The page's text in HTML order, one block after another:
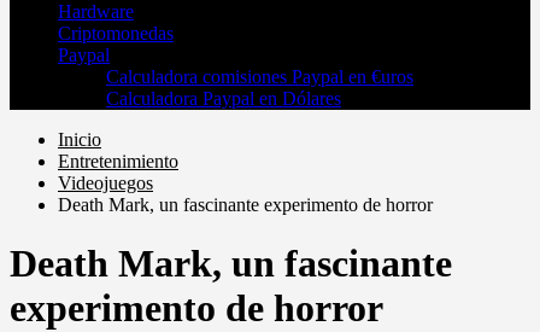
Hardware
Criptomonedas
Paypal
Calculadora comisiones Paypal en €uros
Calculadora Paypal en Dólares
Inicio
Entretenimiento
Videojuegos
Death Mark, un fascinante experimento de horror
Death Mark, un fascinante
experimento de horror